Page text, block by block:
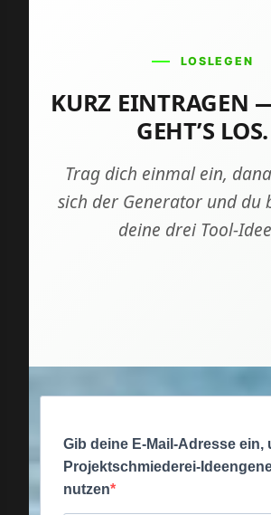
LOSLEGEN
KURZ EINTRAGEN
GEHT’S LOS.
Trag dich einmal ein,
sich der Generator und du
deine drei Tool-
Gib deine E-Mail-Adresse ein,
Projektschmiederei-
nutzen